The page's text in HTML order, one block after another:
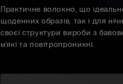
Практичне волокно, що
щоденних образів, так і для
своєї структури вироби з
м'які та повітропроникні.